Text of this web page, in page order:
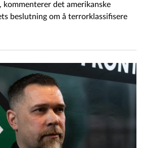
kommenterer det amerikanske
beslutning om å terrorklassifisere